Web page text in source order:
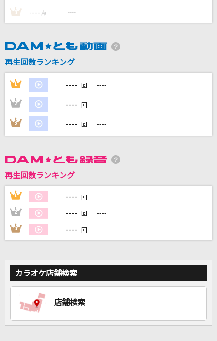
キム・ヨンジャ
[fine]天祥院英智(CV.緑川光)、日々樹渉(CV.江口拓也)、姫宮桃李(CV.村瀬
歩)、伏見弓弦(CV.橋本晃太朗)
好きすぎて滅！
[生音]世田谷ラブストーリー
back number
ケセラセラ
1/3の純情な感情
カラオケ最新情報をチェック！
DAMに会員登録・ログインして
3 ---- 点 ----
再生回数ランキング
1 ---- 回 ----
2 ---- 回 ----
3 ---- 回 ----
再生回数ランキング
1 ---- 回 ----
2 ---- 回 ----
3 ---- 回 ----
カラオケ店舗検索
店舗検索